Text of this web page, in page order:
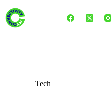
content
Tech